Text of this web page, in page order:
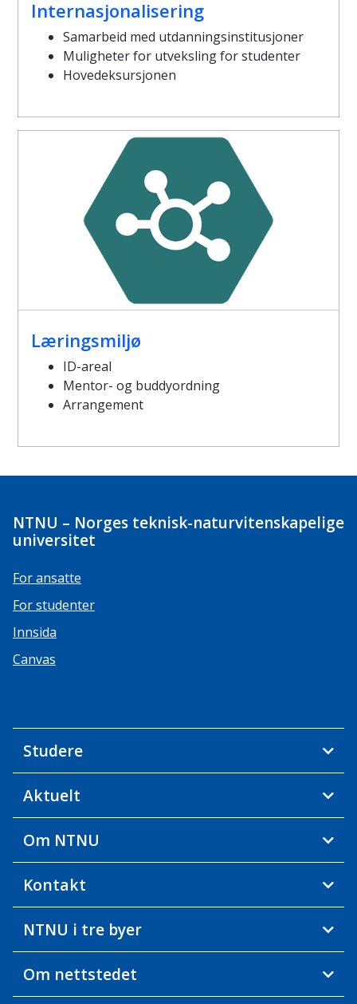
Internasjonalisering
Samarbeid med utdanningsinstitusjoner
Muligheter for utveksling for studenter
Hovedeksursjonen
Læringsmiljø
ID-areal
Mentor- og buddyordning
Arrangement
NTNU – Norges teknisk-naturvitenskapelige
universitet
For ansatte
For studenter
Innsida
Canvas
Studere
Aktuelt
Om NTNU
Kontakt
NTNU i tre byer
Om nettstedet